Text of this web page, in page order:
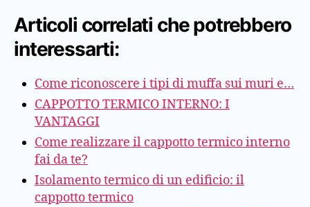
Articoli correlati che potrebbero
interessarti:
Come riconoscere i tipi di muffa sui muri e…
CAPPOTTO TERMICO INTERNO: I
VANTAGGI
Come realizzare il cappotto termico interno
fai da te?
Isolamento termico di un edificio: il
cappotto termico